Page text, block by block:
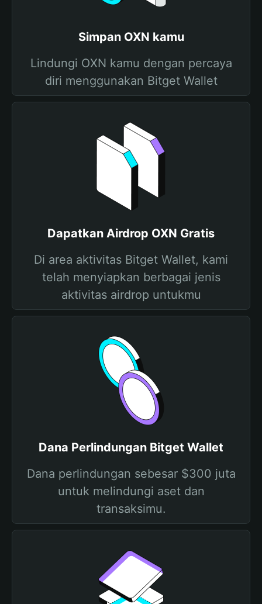
Simpan OXN kamu
Lindungi OXN kamu dengan percaya
diri menggunakan Bitget Wallet
Dapatkan Airdrop OXN Gratis
Di area aktivitas Bitget Wallet, kami
telah menyiapkan berbagai jenis
aktivitas airdrop untukmu
Dana Perlindungan Bitget Wallet
Dana perlindungan sebesar $300 juta
untuk melindungi aset dan
transaksimu.